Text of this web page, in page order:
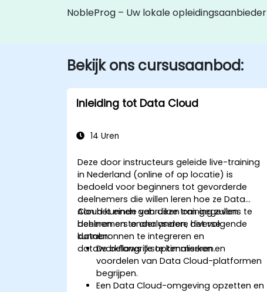
NobleProg – Uw lokale opleidingsaanbieder
Bekijk ons cursusaanbod:
Inleiding tot Data Cloud
14 Uren
Deze door instructeurs geleide live-training
in Nederland (online of op locatie) is
bedoeld voor beginners tot gevorderde
deelnemers die willen leren hoe ze Data
Cloud kunnen gebruiken om gegevens te
beheren en te analyseren, diverse
databronnen te integreren en
dataworkflows te optimaliseren.
Aan het einde van deze training zullen
deelnemers onder andere het volgende
kunnen:
De belangrijkste kenmerken en
voordelen van Data Cloud-platformen
begrijpen.
Een Data Cloud-omgeving opzetten en